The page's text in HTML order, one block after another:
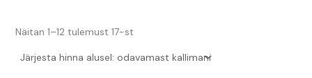
Näitan 1–12 tulemust 17-st